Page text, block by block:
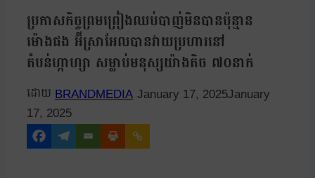
ប្រកាសកិច្ចព្រមព្រៀងឈប់បាញ់មិនបានប៉ុន្មាន
ម៉ោងផង អ៊ីស្រាអែលបានវាយប្រហារនៅ
តំបន់ហ្កាហ្សា សម្លាប់មនុស្សយ៉ាងតិច ៧០នាក់
BRANDMEDIA January 17, 2025January
17, 2025